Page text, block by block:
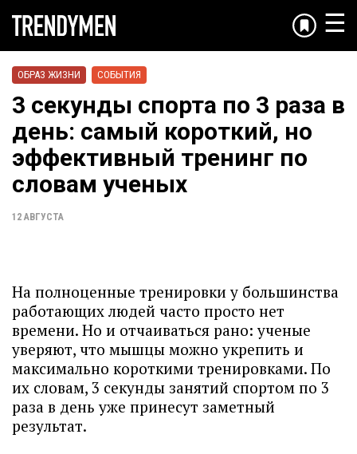
☰
ОБРАЗ ЖИЗНИ СОБЫТИЯ
3 секунды спорта по 3 раза в
день: самый короткий, но
эффективный тренинг по
словам ученых
12 АВГУСТА
На полноценные тренировки у большинства
работающих людей часто просто нет
времени. Но и отчаиваться рано: ученые
уверяют, что мышцы можно укрепить и
максимально короткими тренировками. По
их словам, 3 секунды занятий спортом по 3
раза в день уже принесут заметный
результат.